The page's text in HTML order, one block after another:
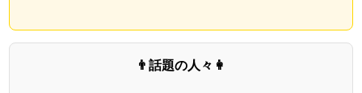
👨話題の人々👩